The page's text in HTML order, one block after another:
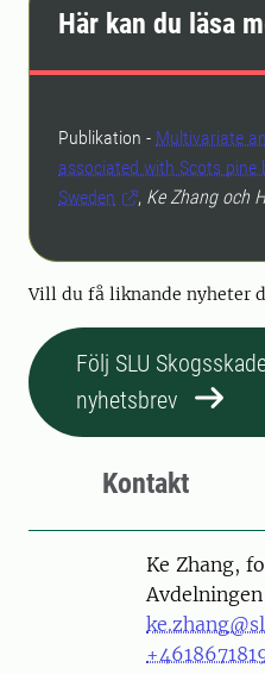
Här kan du läsa
Publikation - Multivariate
associated with Scots
Sweden
, Ke Zhang och
Vill du få liknande nyheter
Följ SLU
nyhetsbrev
Kontakt
PersonKe Zhang,